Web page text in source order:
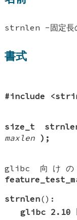
strnlen -固定長の
書式
#include
size_t
maxlen );
glibc 向け
strnlen():
glibc 2.10